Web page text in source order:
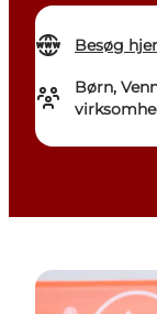
Besøg
Børn,